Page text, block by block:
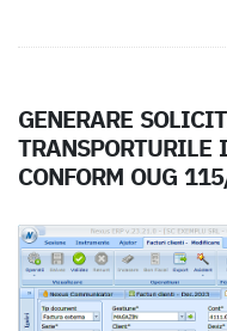
GENERARE
TRANSPORTURILE
CONFORM OUG